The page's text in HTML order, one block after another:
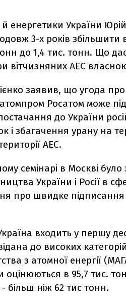
й енергетики України
3-х років збільшити
до 1,4 тис. тонн. Що
вітчизняних АЕС
заявив, що угода
Росатом може
до України
збагачення урану на
АЕС.
семінарі в Москві
України і Росії в
про швидке
входить у першу
до високих
з атомної енергії
оцінюються в 95,7 тис.
- більш ніж 62 тис тонн.